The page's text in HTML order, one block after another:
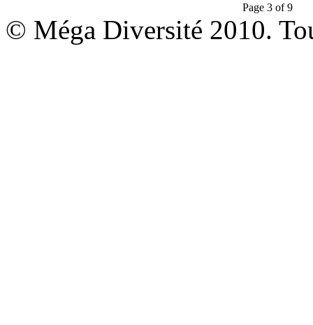
Page 3 of 9
© Méga Diversité 2010.